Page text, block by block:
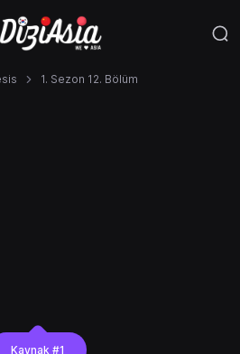
1. Sezon 12. Bölüm
Kaynak #1